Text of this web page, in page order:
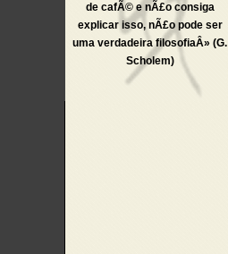
de cafÃ© e nÃ£o consiga
explicar isso, nÃ£o pode ser
uma verdadeira filosofiaÂ» (G.
Scholem)